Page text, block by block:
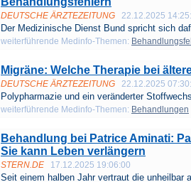
DEUTSCHE ÄRZTEZEITUNG 22.12.2025
Der Medizinische Dienst Bund spricht sich
weiterführende Medinfo-Themen:
Migräne: Welche Therapie bei
DEUTSCHE ÄRZTEZEITUNG 22.12.2025
Polypharmazie und ein veränderter
weiterführende Medinfo-Themen: Behandlungen
Behandlung bei Patrice Aminati:
Sie kann Leben verlängern
STERN.DE 17.12.2025 19:06:00
Seit einem halben Jahr vertraut die unheilbar